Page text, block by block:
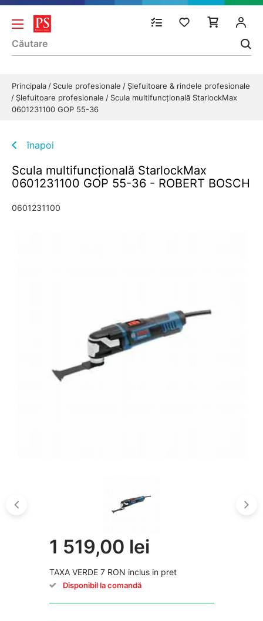
Principala Scule profesionale
Şlefuitoare & rindele profesionale
Şlefuitoare profesionale
Scula multifuncţională StarlockMax
0601231100 GOP 55-36
înapoi
Scula multifuncţională StarlockMax
0601231100 GOP 55-36 - ROBERT BOSCH
0601231100
1 519,00 lei
TAXA VERDE 7 RON inclus in pret
Disponibil la comandă